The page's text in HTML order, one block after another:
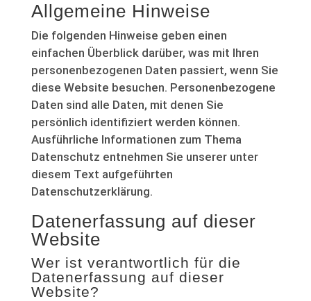
Allgemeine Hinweise
Die folgenden Hinweise geben einen
einfachen Überblick darüber, was mit Ihren
personenbezogenen Daten passiert, wenn Sie
diese Website besuchen. Personenbezogene
Daten sind alle Daten, mit denen Sie
persönlich identifiziert werden können.
Ausführliche Informationen zum Thema
Datenschutz entnehmen Sie unserer unter
diesem Text aufgeführten
Datenschutzerklärung.
Datenerfassung auf dieser
Website
Wer ist verantwortlich für die
Datenerfassung auf dieser
Website?